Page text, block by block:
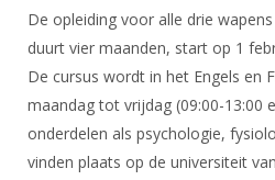
Evenement
Website
Gebruiksvoorwaarden
Ledencijfers
Sponsors en Partners
Organisatie
Bestuur
Lichtzwaardschermen
Ranglijsten
Inschrijven
DBT
FBT
Spreekbeurtpakket
Ouders en vereniging
Brassardsysteem
Forums
Nieuws
Zoek Vereniging
Contact
NK organiseren
De opleiding voor alle drie
duurt vier maanden, start op 1
De cursus wordt in het Engels en
maandag tot vrijdag (09:00-13:00
onderdelen als psychologie,
vinden plaats op de universiteit